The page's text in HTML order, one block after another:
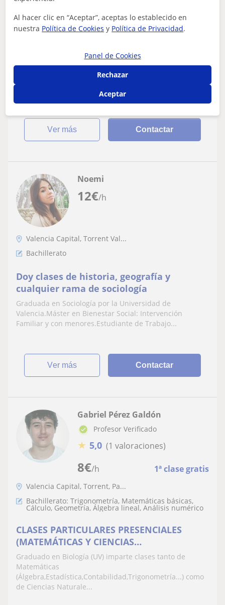
Trigonometría, Matemáticas básicas
Me llamo Susana y soy biotecnóloga. Llevo alrededor de
4 años dando clases particulares a alumnos de
ver más Contactar
12€/h
Noemi
Valencia Capital, Torrent Val...
Bachillerato
Doy clases de historia, geografía y
cualquier rama de sociología
Graduada en Sociología por la Universidad de
Valencia.Máster en Bienestar Social: Intervención
Familiar y con menores.Estudiante de Trabajo...
ver más Contactar
8€/h 1ª clase gratis
Gabriel Pérez Galdón
Profesor Verificado
★ 5,0 (1 valoraciones)
Valencia Capital, Torrent, Pa...
Bachillerato: Trigonometría, Matemáticas básicas,
Cálculo, Geometría, Álgebra lineal, Análisis numérico
CLASES PARTICULARES PRESENCIALES
(MATEMÁTICAS Y CIENCIAS
(BIOLOGÍA,FÍSICA/QUÍMICA,ETC))
Graduado en Biología (UV) imparte clases tanto de
Matemáticas
(Álgebra,Estadística,Contabilidad,Trigonometría...) como
de Ciencias Naturale...
Al hacer clic en “Aceptar”, aceptas lo establecido en
nuestra Política de Cookies y Política de Privacidad.
Panel de Cookies
Rechazar
Aceptar